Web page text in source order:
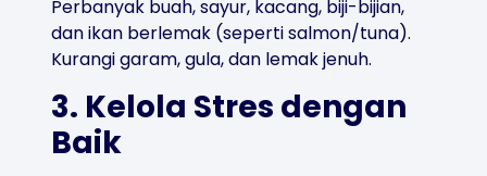
Perbanyak buah, sayur, kacang, biji-bijian,
dan ikan berlemak (seperti salmon/tuna).
Kurangi garam, gula, dan lemak jenuh.
3. Kelola Stres dengan
Baik